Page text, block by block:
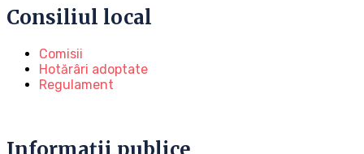
Consiliul local
Comisii
Hotărâri adoptate
Regulament